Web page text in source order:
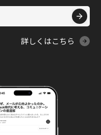
詳しくはこちら